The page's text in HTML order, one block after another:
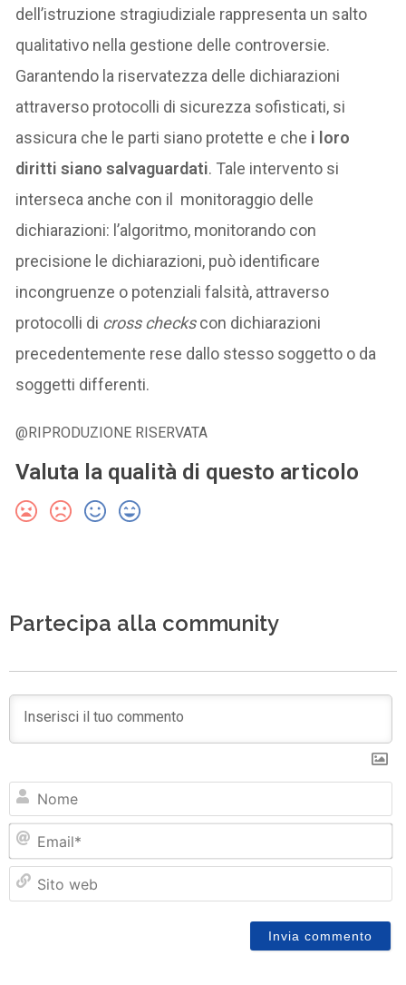
dell’istruzione stragiudiziale rappresenta un salto
qualitativo nella gestione delle controversie.
Garantendo la riservatezza delle dichiarazioni
attraverso protocolli di sicurezza sofisticati, si
assicura che le parti siano protette e che i loro
diritti siano salvaguardati. Tale intervento si
interseca anche con il monitoraggio delle
dichiarazioni: l’algoritmo, monitorando con
precisione le dichiarazioni, può identificare
incongruenze o potenziali falsità, attraverso
protocolli di cross checkscon dichiarazioni
precedentemente rese dallo stesso soggetto o da
soggetti differenti.
@RIPRODUZIONE RISERVATA
Valuta la qualità di questo articolo
Partecipa alla community